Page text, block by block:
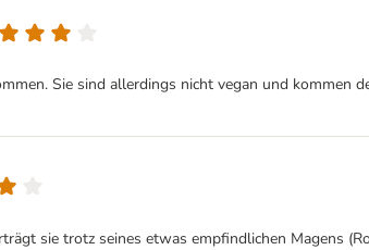
Sie sind allerdings nicht vegan und
sie trotz seines etwas empfindlichen Magens